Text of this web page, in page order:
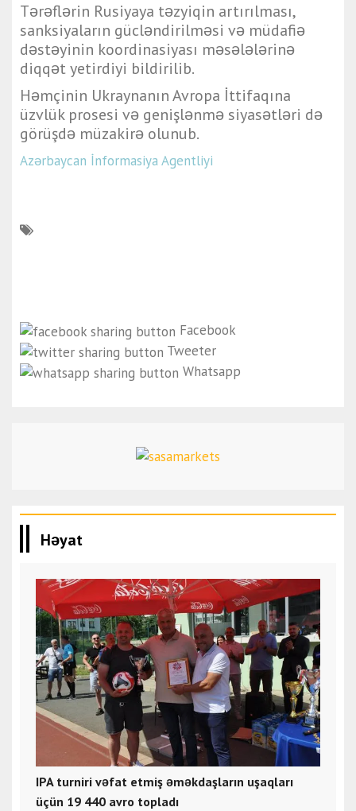
Tərəflərin Rusiyaya təzyiqin artırılması,
sanksiyaların gücləndirilməsi və müdafiə
dəstəyinin koordinasiyası məsələlərinə
diqqət yetirdiyi bildirilib.
Həmçinin Ukraynanın Avropa İttifaqına
üzvlük prosesi və genişlənmə siyasətləri də
görüşdə müzakirə olunub.
Azərbaycan İnformasiya Agentliyi
Facebook
Tweeter
Whatsapp
Həyat
IPA turniri vəfat etmiş əməkdaşların uşaqları
üçün 19 440 avro topladı